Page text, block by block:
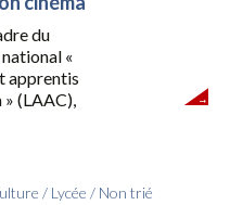
du
«
apprentis
(LAAC),
/ Lycée / Non trié